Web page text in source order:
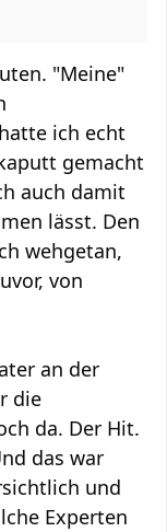
"Meine"
ich echt
gemacht
auch damit
lässt. Den
wehgetan,
von
an der
die
da. Der Hit.
das war
und
Experten